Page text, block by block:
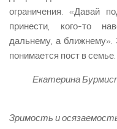
ограничения. «Давай
принести, кого-то
дальнему, а ближнему».
понимается пост в семье.
Екатерина
Зримость и